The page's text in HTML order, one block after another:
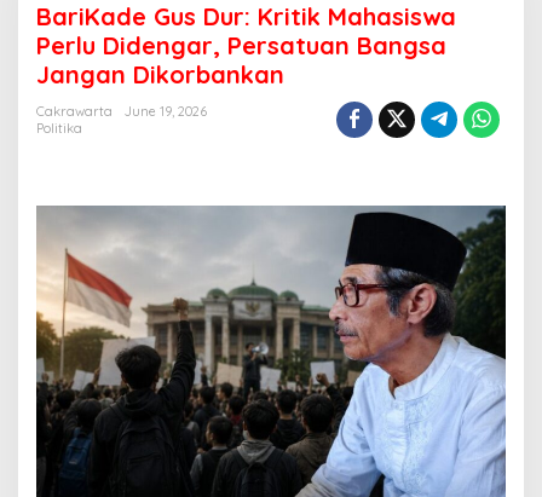
r
i
K
a
d
D
K
r
i
t
i
k
M
a
h
BariKade Gus Dur: Kritik Mahasiswa
Perlu Didengar, Persatuan Bangsa
Jangan Dikorbankan
Cakrawarta
June 19, 2026
Politika